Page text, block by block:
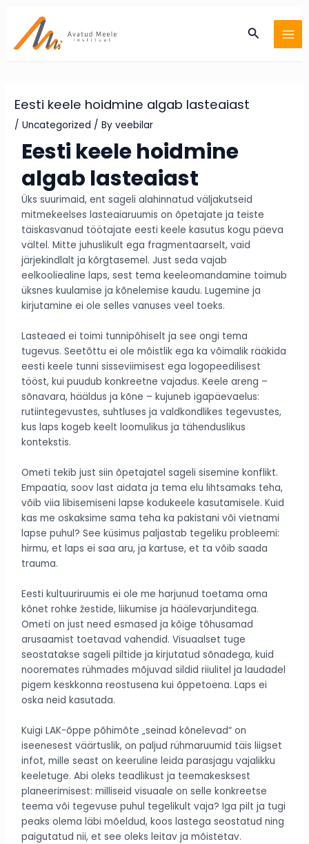
content
Search
Eesti keele hoidmine algab lasteaiast
/Uncategorized / Byveebilar
Eesti keele hoidmine
algab lasteaiast
Üks suurimaid, ent sageli alahinnatud väljakutseid
mitmekeelses lasteaiaruumis on õpetajate ja teiste
täiskasvanud töötajate eesti keele kasutus kogu päeva
vältel. Mitte juhuslikult ega fragmentaarselt, vaid
järjekindlalt ja kõrgtasemel. Just seda vajab
eelkooliealine laps, sest tema keeleomandamine toimub
üksnes kuulamise ja kõnelemise kaudu. Lugemine ja
kirjutamine ei ole selles vanuses veel toeks.
Lasteaed ei toimi tunnipõhiselt ja see ongi tema
tugevus. Seetõttu ei ole mõistlik ega ka võimalik rääkida
eesti keele tunni sisseviimisest ega logopeedilisest
tööst, kui puudub konkreetne vajadus. Keele areng –
sõnavara, hääldus ja kõne – kujuneb igapäevaelus:
rutiintegevustes, suhtluses ja valdkondlikes tegevustes,
kus laps kogeb keelt loomulikus ja tähenduslikus
kontekstis.
Ometi tekib just siin õpetajatel sageli sisemine konflikt.
Empaatia, soov last aidata ja tema elu lihtsamaks teha,
võib viia libisemiseni lapse kodukeele kasutamisele. Kuid
kas me oskaksime sama teha ka pakistani või vietnami
lapse puhul? See küsimus paljastab tegeliku probleemi:
hirmu, et laps ei saa aru, ja kartuse, et ta võib saada
trauma.
Eesti kultuuriruumis ei ole me harjunud toetama oma
kõnet rohke žestide, liikumise ja häälevarjunditega.
Ometi on just need esmased ja kõige tõhusamad
arusaamist toetavad vahendid. Visuaalset tuge
seostatakse sageli piltide ja kirjutatud sõnadega, kuid
nooremates rühmades mõjuvad sildid riiulitel ja laudadel
pigem keskkonna reostusena kui õppetoena. Laps ei
oska neid kasutada.
Kuigi LAK-õppe põhimõte „seinad kõnelevad“ on
iseenesest väärtuslik, on paljud rühmaruumid täis liigset
infot, mille seast on keeruline leida parasjagu vajalikku
keeletuge. Abi oleks teadlikust ja teemakesksest
planeerimisest: milliseid visuaale on selle konkreetse
teema või tegevuse puhul tegelikult vaja? Iga pilt ja tugi
peaks olema läbi mõeldud, koos lastega seostatud ning
paigutatud nii, et see oleks leitav ja mõistetav.
navigation